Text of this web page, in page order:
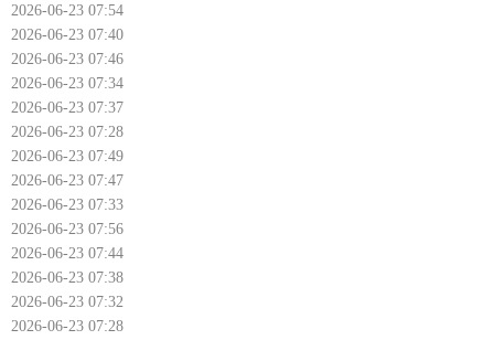
2026-06-23 07:54
2026-06-23 07:40
2026-06-23 07:46
2026-06-23 07:34
2026-06-23 07:37
2026-06-23 07:28
2026-06-23 07:49
2026-06-23 07:47
2026-06-23 07:33
2026-06-23 07:56
2026-06-23 07:44
2026-06-23 07:38
2026-06-23 07:32
2026-06-23 07:28